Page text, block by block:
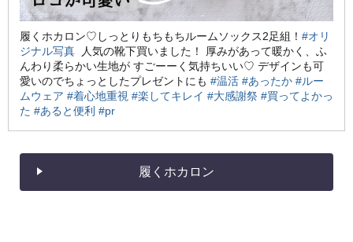
履くホカロン♡しっとりもちもちルームソックス2足組！ #オリ
ジナル写真 人気の靴下買いました！ 厚みがあって暖かく、ふ
んわり柔らかい生地が すごーーく気持ちいい♡ デザインも可
愛いのでちょっとしたプレゼントにも #温活 #あったか #ルー
ムウェア #着心地重視 #楽してキレイ #大感謝祭 #買ってよかっ
た #あると便利 #pr
履くホカロン